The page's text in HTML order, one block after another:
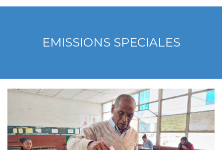
EMISSIONS SPECIALES